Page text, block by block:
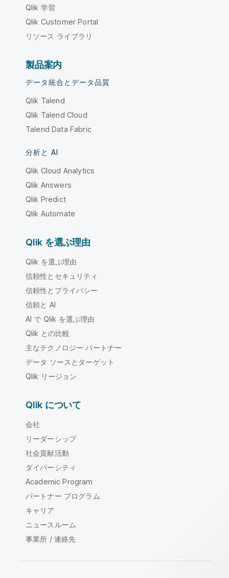
Qlik 学習
Qlik Customer Portal
リソース ライブラリ
製品案内
データ統合とデータ品質
Qlik Talend
Qlik Talend Cloud
Talend Data Fabric
分析と AI
Qlik Cloud Analytics
Qlik Answers
Qlik Predict
Qlik Automate
Qlik を選ぶ理由
Qlik を選ぶ理由
信頼性とセキュリティ
信頼性とプライバシー
信頼と AI
AI で Qlik を選ぶ理由
Qlik との比較
主なテクノロジー パートナー
データ ソースとターゲット
Qlik リージョン
Qlik について
会社
リーダーシップ
社会貢献活動
ダイバーシティ
Academic Program
パートナー プログラム
キャリア
ニュースルーム
事業所 / 連絡先